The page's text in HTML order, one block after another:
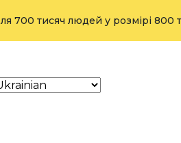
людей у розмірі 800 тонн з